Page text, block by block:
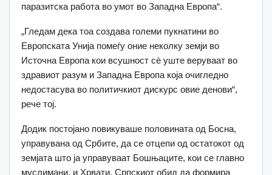
паразитска работа во умот во Западна Европа“.
„Гледам дека тоа создава големи пукнатини во
Европската Унија помеѓу оние неколку земји во
Источна Европа кои всушност сè уште веруваат во
здравиот разум и Западна Европа која очигледно
недостасува во политичкиот дискурс овие денови“,
рече тој.
Додик постојано повикуваше половината од Босна,
управувана од Србите, да се отцепи од остатокот од
земјата што ја управуваат Бошњаците, кои се главно
муслимани, и Хрвати. Српскиот обид да формира